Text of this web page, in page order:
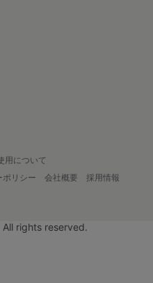
用について
ポリシー 会社概要
採用情報
rights reserved.